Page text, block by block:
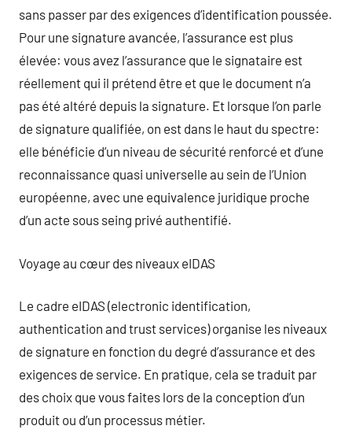
sans passer par des exigences d’identification poussée.
Pour une signature avancée, l’assurance est plus
élevée: vous avez l’assurance que le signataire est
réellement qui il prétend être et que le document n’a
pas été altéré depuis la signature. Et lorsque l’on parle
de signature qualifiée, on est dans le haut du spectre:
elle bénéficie d’un niveau de sécurité renforcé et d’une
reconnaissance quasi universelle au sein de l’Union
européenne, avec une equivalence juridique proche
d’un acte sous seing privé authentifié.
Voyage au cœur des niveaux eIDAS
Le cadre eIDAS (electronic identification,
authentication and trust services) organise les niveaux
de signature en fonction du degré d’assurance et des
exigences de service. En pratique, cela se traduit par
des choix que vous faites lors de la conception d’un
produit ou d’un processus métier.